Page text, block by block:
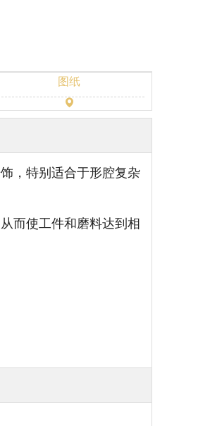
图纸
，特别适合于形腔复杂
而使工件和磨料达到相